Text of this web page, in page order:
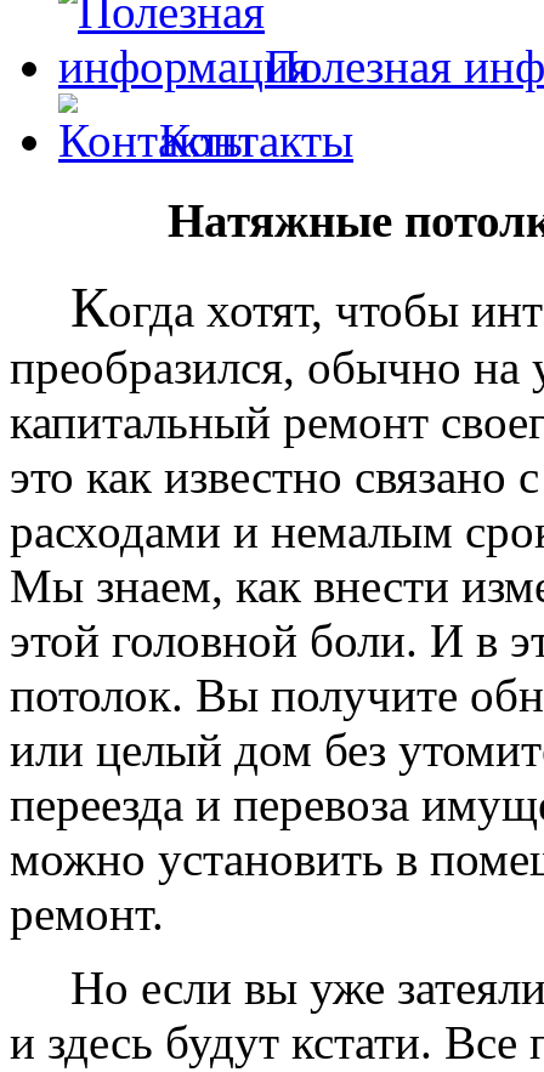
Полезная
Контакты
Натяжные
Когда хотят, чтобы
преобразился, обычно на
капитальный ремонт
это как известно
расходами и немалым
Мы знаем, как внести
этой головной боли. И в
потолок. Вы получите
или целый дом без
переезда и перевоза
можно установить в
ремонт.
Но если вы уже
и здесь будут кстати.